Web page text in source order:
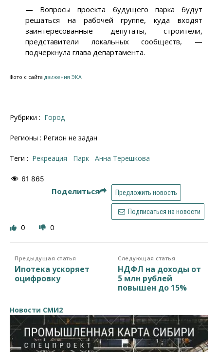
— Вопросы проекта будущего парка будут
решаться на рабочей группе, куда входят
заинтересованные депутаты, строители,
представители локальных сообществ, —
подчеркнула глава департамента.
Фото с сайта движения ЭКА
Рубрики : Город
Регионы : Регион не задан
Теги : рекреация парк Анна Терешкова
61 865
Поделиться Предложить новость
Подписаться на новости
0 0
Предыдущая статья
Ипотека ускоряет
оцифровку
Следующая статья
НДФЛ на доходы от
5 млн рублей
повышен до 15%
Новости СМИ2